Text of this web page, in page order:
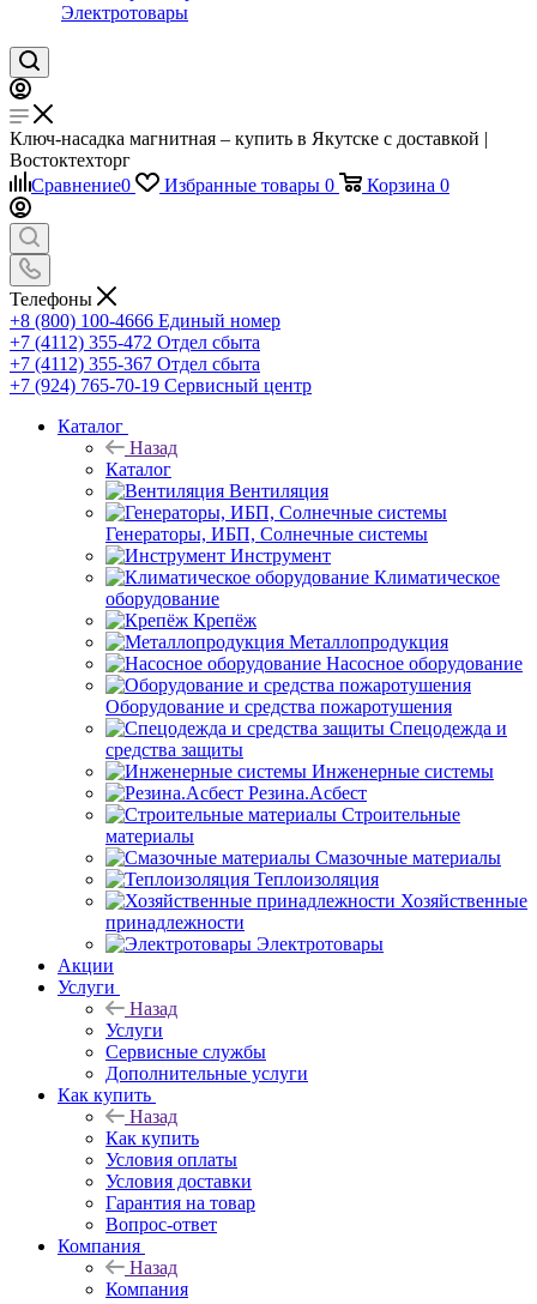
Электротовары
Ключ-насадка магнитная – купить в Якутске с доставкой |
Востоктехторг
Сравнение0 Избранные товары 0 Корзина 0
Телефоны
+8 (800) 100-4666 Единый номер
+7 (4112) 355-472 Отдел сбыта
+7 (4112) 355-367 Отдел сбыта
+7 (924) 765-70-19 Сервисный центр
Каталог
Назад
Каталог
Вентиляция
Генераторы, ИБП, Солнечные системы
Инструмент
Климатическое
оборудование
Крепёж
Металлопродукция
Насосное оборудование
Оборудование и средства пожаротушения
Спецодежда и
средства защиты
Инженерные системы
Резина.Асбест
Строительные
материалы
Смазочные материалы
Теплоизоляция
Хозяйственные
принадлежности
Электротовары
Акции
Услуги
Назад
Услуги
Сервисные службы
Дополнительные услуги
Как купить
Назад
Как купить
Условия оплаты
Условия доставки
Гарантия на товар
Вопрос-ответ
Компания
Назад
Компания